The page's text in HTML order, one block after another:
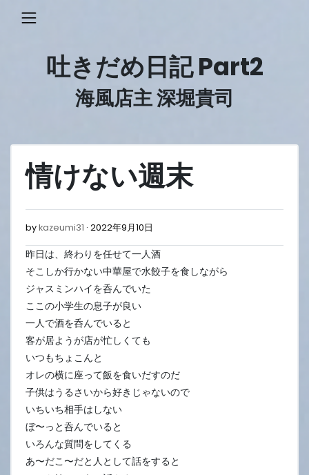
吐きだめ日記 Part2
海風店主 深堀貴司
情けない週末
bykazeumi31 2022年9月10日
9
月
10
昨日は、終わりを任せて一人酒
そこしか行かない中華屋で水餃子を食しながら
ジャスミンハイを呑んでいた
ここの小学生の息子が良い
一人で酒を呑んでいると
客が居ようが店が忙しくても
いつもちょこんと
オレの横に座って飯を食いだすのだ
子供はうるさいから好きじゃないので
いちいち相手はしない
ぼ〜っと呑んでいると
いろんな質問をしてくる
あ〜だこ〜だと人として話をすると